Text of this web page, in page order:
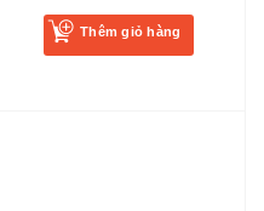
Thêm giỏ hàng